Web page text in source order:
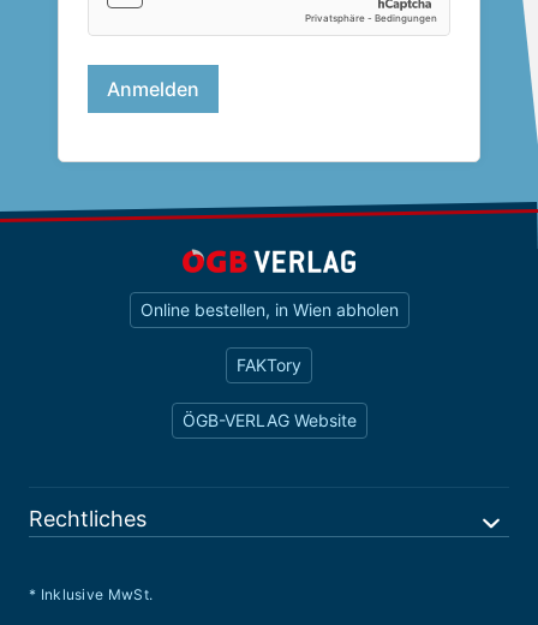
Online bestellen, in Wien abholen
FAKTory
ÖGB-VERLAG Website
Rechtliches
* Inklusive MwSt.